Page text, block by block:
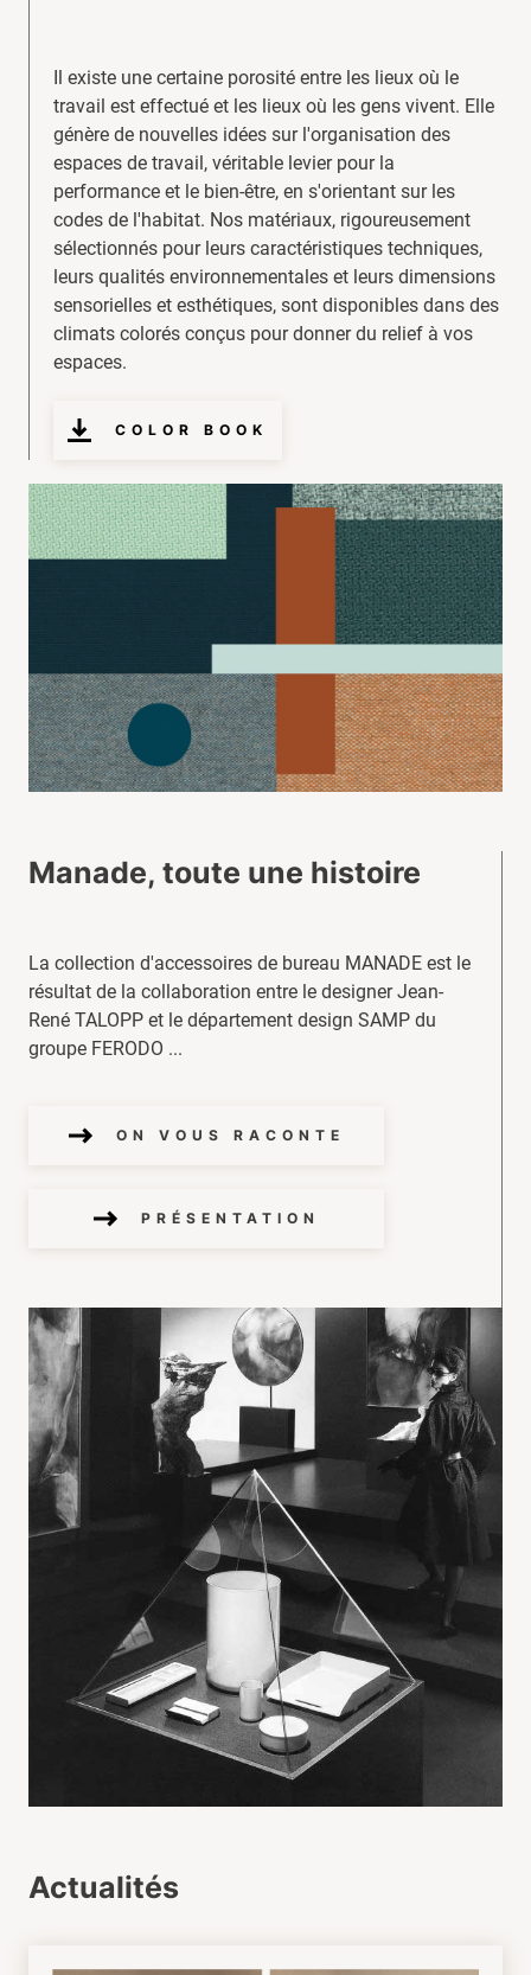
Il existe une certaine porosité entre les lieux où le
travail est effectué et les lieux où les gens vivent. Elle
génère de nouvelles idées sur l'organisation des
espaces de travail, véritable levier pour la
performance et le bien-être, en s'orientant sur les
codes de l'habitat. Nos matériaux, rigoureusement
sélectionnés pour leurs caractéristiques techniques,
leurs qualités environnementales et leurs dimensions
sensorielles et esthétiques, sont disponibles dans des
climats colorés conçus pour donner du relief à vos
espaces.
COLOR BOOK
Manade, toute une histoire
La collection d'accessoires de bureau MANADE est le
résultat de la collaboration entre le designer Jean-
René TALOPP et le département design SAMP du
groupe FERODO ...
ON VOUS RACONTE
PRÉSENTATION
Actualités